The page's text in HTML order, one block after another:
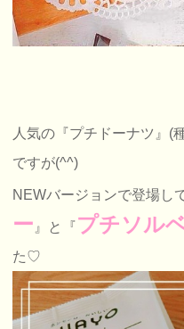
人気の『プチドーナツ』(
ですが(^^)
NEWバージョンで登場し
ー 』と『プチソル
た♡